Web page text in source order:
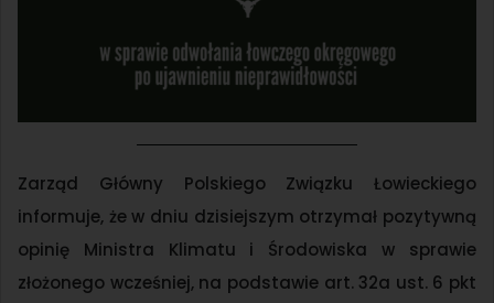
Zarząd Główny Polskiego Związku Łowieckiego
informuje, że w dniu dzisiejszym otrzymał pozytywną
opinię Ministra Klimatu i Środowiska w sprawie
złożonego wcześniej, na podstawie art. 32a ust. 6 pkt